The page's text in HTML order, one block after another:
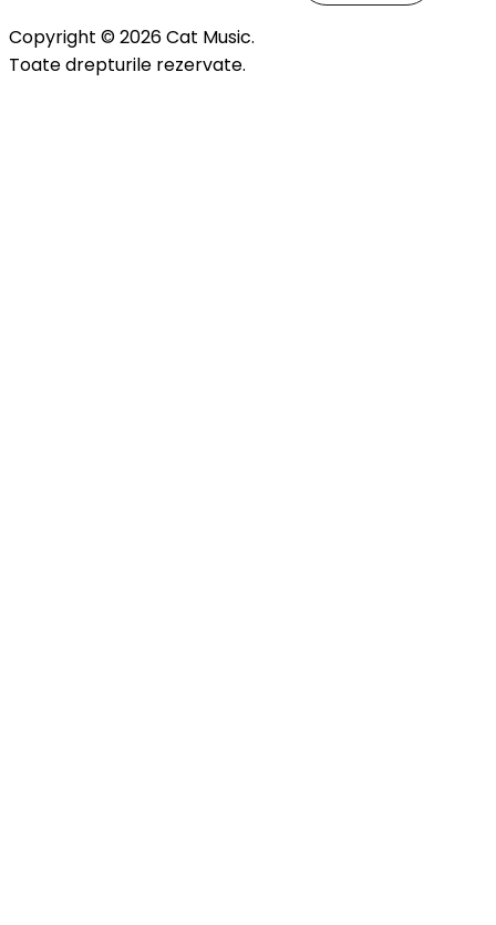
Copyright © 2026 Cat Music.
Toate drepturile rezervate.